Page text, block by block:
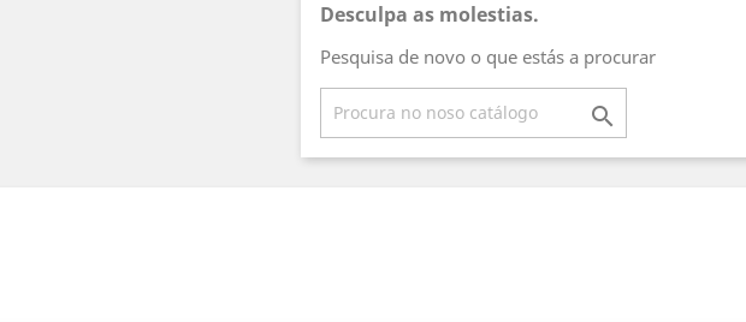
Desculpa as molestias.
Pesquisa de novo o que estás a procurar
